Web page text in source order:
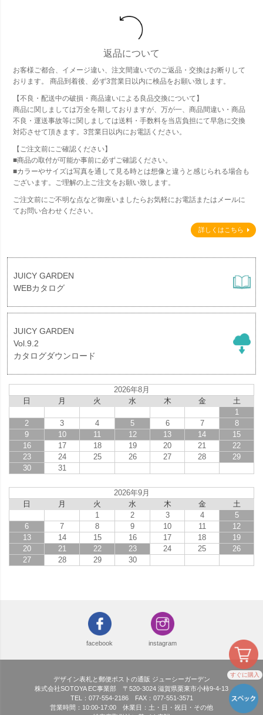
すぐに購入
返品について
お客様ご都合、イメージ違い、注文間違いでのご返品・交換はお断りして
おります。 商品到着後、必ず3営業日以内に検品をお願い致します。
【不良・配送中の破損・商品違いによる良品交換について】
商品に関しましては万全を期しておりますが、万が一、商品間違い・商品
不良・運送事故等に関しましては送料・手数料を当店負担にて早急に交換
対応させて頂きます。3営業日以内にお電話ください。
【ご注文前にご確認ください】
■商品の取付が可能か事前に必ずご確認ください。
■カラーやサイズは写真を通して見る時とは想像と違うと感じられる場合も
ございます。ご理解の上ご注文をお願い致します。
ご注文前にご不明な点など御座いましたらお気軽にお電話またはメールに
てお問い合わせください。
詳しくはこちら
JUICY GARDEN
WEBカタログ
JUICY GARDEN
Vol.9.2
カタログダウンロード
2026年8月
日
月 火 水 木 金
土
1
2
3 4 5 6 7
8
9
10 11 12 13 14
15
16
17 18 19 20 21
22
23
24 25 26 27 28
29
30
31
2026年9月
日
月 火 水 木 金
土
1
2 3 4
5
6
7 8 9 10 11
12
13
14 15 16 17 18
19
20
21 22 23 24 25
26
27
28 29 30
facebook instagram
デザイン表札と郵便ポストの通販 ジューシーガーデン
株式会社SOTOYA EC事業部 〒520-3024 滋賀県栗東市小柿9-4-13
TEL：077-554-2186 FAX：077-551-3571
営業時間：10:00-17:00 休業日：土・日・祝日・その他